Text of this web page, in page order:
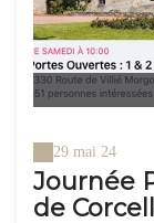
29 mai 24
Journée
de